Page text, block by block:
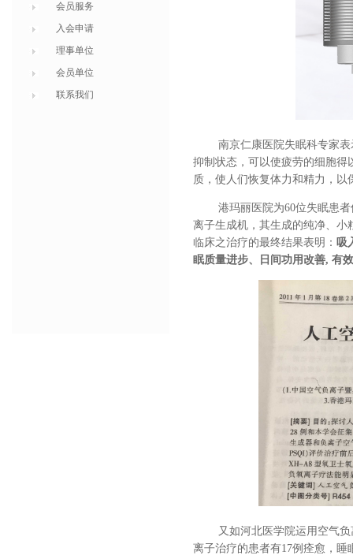
会员服务
入会申请
理事单位
会员单位
联系我们
南京仁康医院失眠科专家表
抑制状态，可以使疲劳的细胞得
质，使人们恢复体力和精力，
港玛丽医院为60位失眠患
离子生成机，其生成的纯净、小
临床之治疗的最终结果表明： 吸
眠质量进步、日间功用改善, 有
又如河北医学院运用空气
离子治疗的患者有17例痊愈，睡